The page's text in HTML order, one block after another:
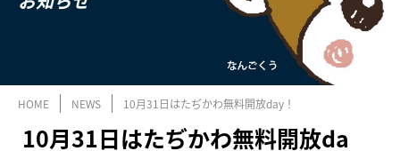
HOME NEWS 10月31日はたぢかわ無料開放day！
10月31日はたぢかわ無料開放da